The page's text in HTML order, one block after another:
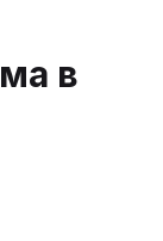
в